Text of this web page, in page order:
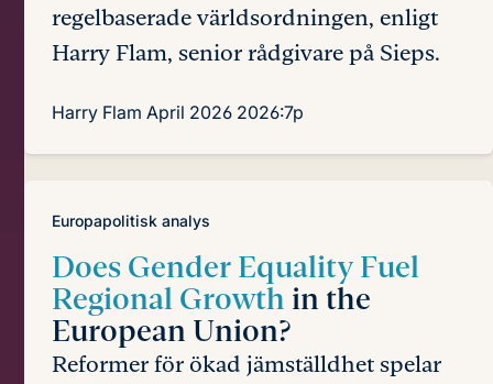
regelbaserade världsordningen, enligt
Harry Flam, senior rådgivare på Sieps.
Harry Flam April 2026 2026:7p
Europapolitisk analys
Does Gender Equality Fuel
Regional Growth in the
European Union?
Reformer för ökad jämställdhet spelar